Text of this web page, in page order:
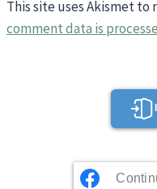
This site uses Akismet to
comment data is